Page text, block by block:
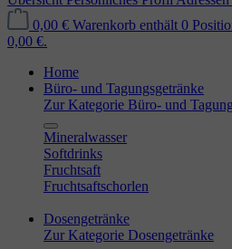
0,00 € Warenkorb enthält 0
0,00 €.
Home
Büro- und Tagungsgetränke
Zur Kategorie Büro- und
Mineralwasser
Softdrinks
Fruchtsaft
Fruchtsaftschorlen
Dosengetränke
Zur Kategorie Dosengetränke